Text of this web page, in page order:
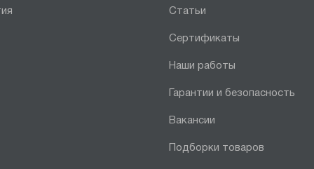
Статьи
Сертификаты
Наши работы
Гарантии и безопасность
Вакансии
Подборки товаров